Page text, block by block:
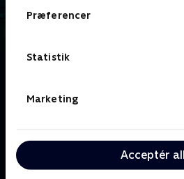
Præferencer
Statistik
Marketing
Acceptér
Amber Todd, en ung
principper, skal eskortere
Pegasus. Da konvojen
sammen. Amber kan ikke stole
alt den morder, hun er lænket til.